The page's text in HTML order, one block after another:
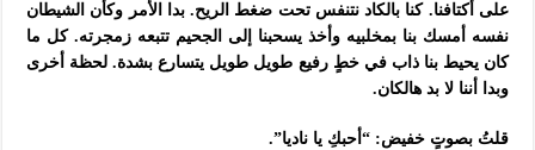
على أكتافنا. كنا بالكاد نتنفس تحت ضغط الريح. بدا الأمر وكأن الشيطان
نفسه أمسك بنا بمخلبيه وأخذ يسحبنا إلى الجحيم تتبعه زمجرته. كل ما
كان يحيط بنا ذاب في خطٍ رفيع طويل طويل يتسارع بشدة. لحظة أخرى
وبدا أننا لا بد هالكان.
قلتُ بصوتٍ خفيض: “أحبكِ يا ناديا”.